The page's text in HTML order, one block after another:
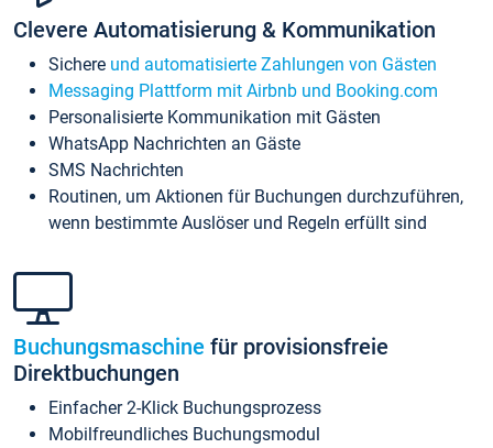
Clevere Automatisierung & Kommunikation
Sichere und automatisierte Zahlungen von Gästen
Messaging Plattform mit Airbnb und Booking.com
Personalisierte Kommunikation mit Gästen
WhatsApp Nachrichten an Gäste
SMS Nachrichten
Routinen, um Aktionen für Buchungen durchzuführen,
wenn bestimmte Auslöser und Regeln erfüllt sind
Buchungsmaschine für provisionsfreie
Direktbuchungen
Einfacher 2-Klick Buchungsprozess
Mobilfreundliches Buchungsmodul